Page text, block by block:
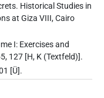
Historical Studies in
at Giza VIII, Cairo
I: Exercises and
127 [H, K (Textfeld)].
[Ü].